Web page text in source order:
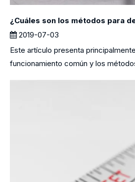
2019-07-03
Este artículo presenta
funcionamiento común y los